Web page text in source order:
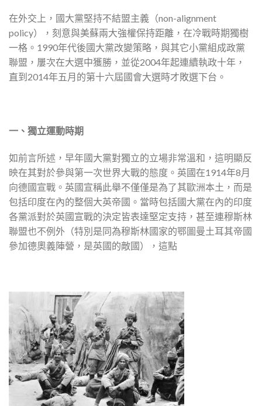
在外交上，國大黨堅持不結盟主義（non-alignment
policy），刻意與美蘇兩大強權保持距離，在冷戰時期獨樹
一格。1990年代後國大黨改變策略，與其它小黨組成政黨
聯盟，屢次在大選中獲勝，並從2004年起連續執政十年，
直到2014年五月的第十六屆國會大選時才敗選下台。
一、獨立運動時期
如前言所述，早年國大黨對獨立的立場非常溫和，這明顯反
映在其對於參與第一次世界大戰的態度。英國在1914年8月
向德國宣戰。英國宣稱此舉不僅僅是為了其歐洲本土，而是
包括印度在內的整個大英帝國。當時包括國大黨在內的印度
各黨派對於英國宣戰的決定皆表達堅定支持，甚至連穆斯林
聯盟也不例外（特別是同為穆斯林國家的鄂圖曼土耳其帝國
參加德奧義陣營，是英國的敵國），這點